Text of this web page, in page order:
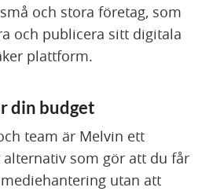
och stora företag, som
och publicera sitt digitala
plattform.
din budget
team är Melvin ett
som gör att du får
utan att